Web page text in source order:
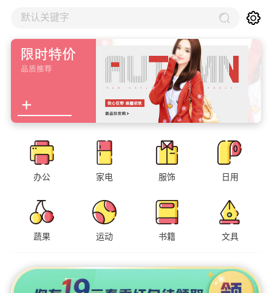
默认关键字
办公 家电 服饰 日用
蔬果 运动 书籍 文具